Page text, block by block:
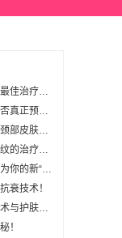
如何有效消除颈部皱纹？探讨最佳治疗方案！
颈纹误解解析：涂抹防晒霜能否真正预防颈部皮肤老化？
颈纹为何越来越年轻化？探究颈部皮肤衰老的原因
如何预防颈部皱纹的形成？颈纹的治疗方法有哪些？
低头族也要注意！别让颈纹成为你的新“烦恼”
衰技术！
拯救颈纹的终极指南：医美技术与护肤秘籍大揭秘！
！